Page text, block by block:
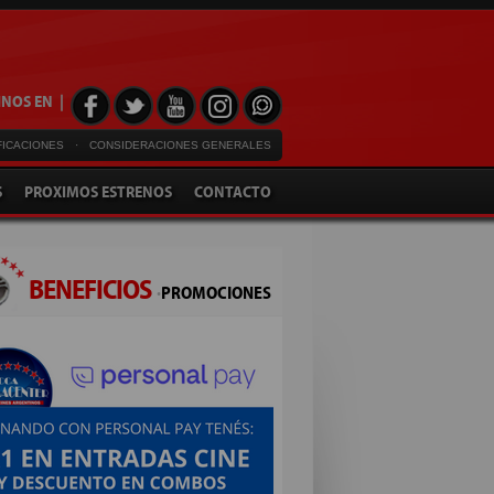
EN |
· CONSIDERACIONES GENERALES
PROXIMOS ESTRENOS CONTACTO
BENEFICIOS ·PROMOCIONES